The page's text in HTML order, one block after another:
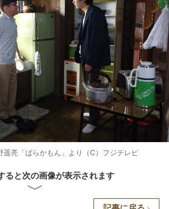
亮「ばらかもん」より（C）フジテレビ
ると次の画像が表示されます